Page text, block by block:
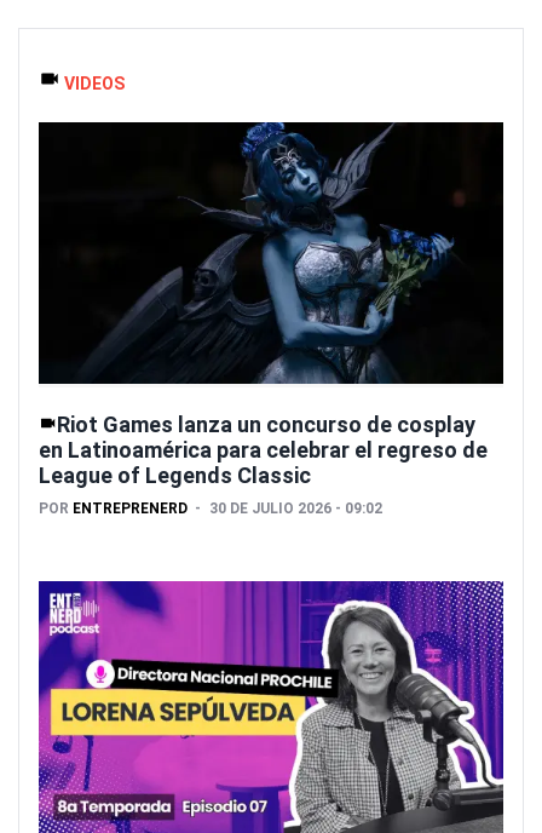
VIDEOS
Riot Games lanza un concurso de cosplay
en Latinoamérica para celebrar el regreso de
League of Legends Classic
POR ENTREPRENERD 30 DE JULIO 2026 - 09:02